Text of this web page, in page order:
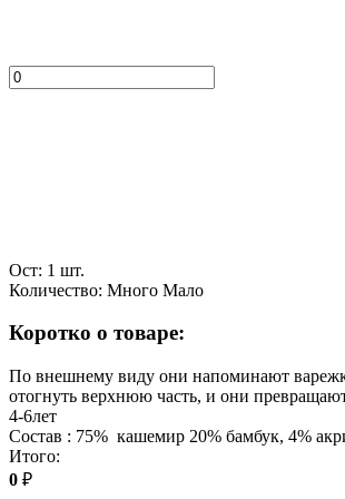
Ост: 1 шт.
Количество: Много Мало
Коротко о товаре:
По внешнему виду они напоминают
отогнуть верхнюю часть, и они
4-6лет
Состав : 75% кашемир 20% бамбук, 4%
Итого:
0 ₽